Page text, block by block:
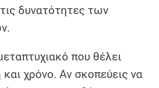
δυνατότητες των
που θέλει
χρόνο. Αν σκοπεύεις να